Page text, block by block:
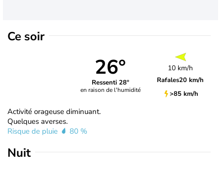
Ce soir
26°
Ressenti 28°
en raison de l'humidité
10 km/h
Rafales20 km/h
>85 km/h
Activité orageuse diminuant.
Quelques averses.
Risque de pluie
80 %
Nuit